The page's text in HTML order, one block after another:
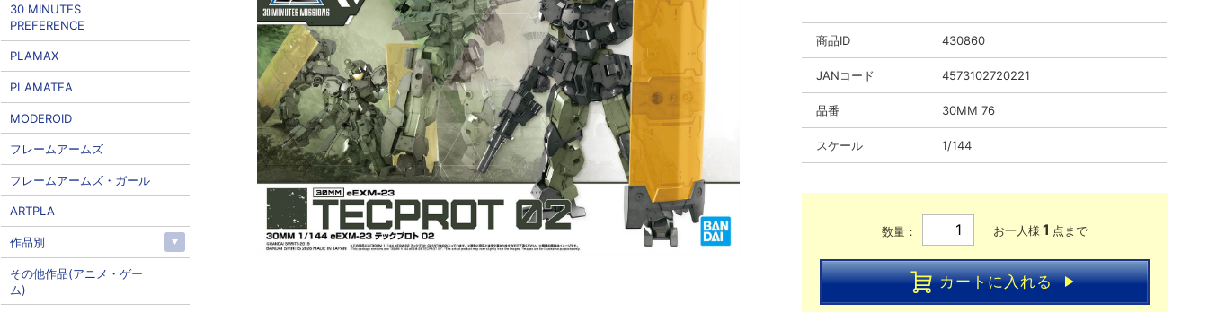
商品ID 430860
JANコード 4573102720221
品番 30MM 76
スケール 1/144
数量： お一人様 1 点まで
カートに入れる
30 MINUTES
PREFERENCE
PLAMAX
PLAMATEA
MODEROID
フレームアームズ
フレームアームズ・ガール
ARTPLA
作品別
その他作品(アニメ・ゲー
ム)